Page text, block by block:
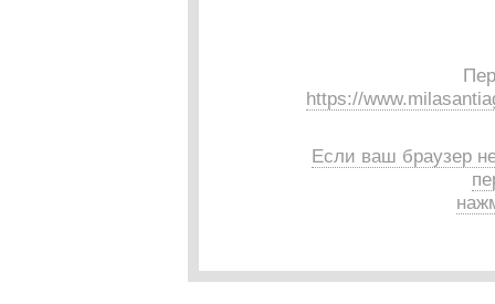
https://
Если ваш браузер